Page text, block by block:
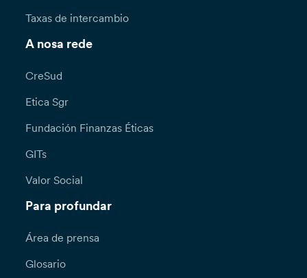
Taxas de intercambio
A nosa rede
CreSud
Etica Sgr
Fundación Finanzas Éticas
GITs
Valor Social
Para profundar
Área de prensa
Glosario